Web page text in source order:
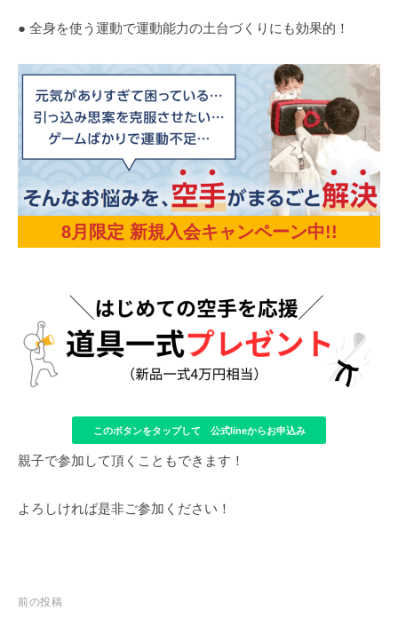
● 全身を使う運動で運動能力の土台づくりにも効果的！
8月限定 新規入会キャンペーン中!!
このボタンをタップして 公式lineからお申込み
親子で参加して頂くこともできます！
よろしければ是非ご参加ください！
投
前の投稿